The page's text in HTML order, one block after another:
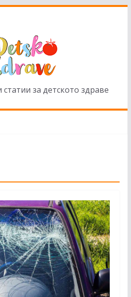
за детското здраве